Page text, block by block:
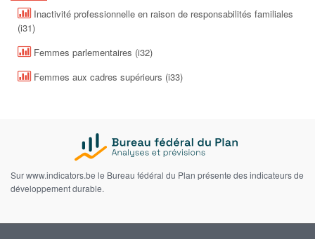
Inactivité professionnelle en raison de responsabilités familiales
(i31)
Femmes parlementaires (i32)
Femmes aux cadres supérieurs (i33)
Sur www.indicators.be le Bureau fédéral du Plan présente des indicateurs de
développement durable.